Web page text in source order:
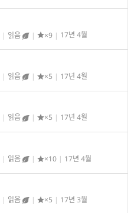
| 읽음 | ×9 | 17년 4월
| 읽음 | ×5 | 17년 4월
| 읽음 | ×5 | 17년 4월
| 읽음 | ×10 | 17년 4월
| 읽음 | ×5 | 17년 3월